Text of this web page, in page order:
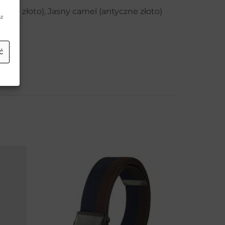
złoto), Jasny camel (antyczne złoto)